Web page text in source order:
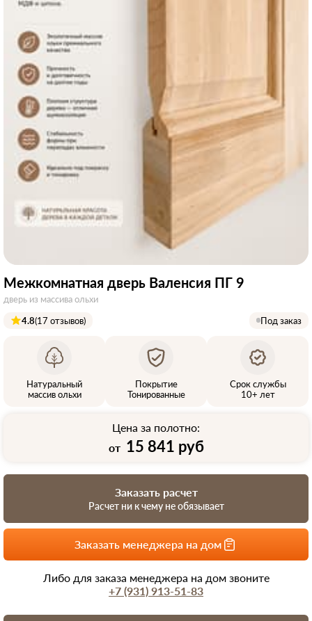
Межкомнатная дверь Валенсия ПГ 9
дверь из массива ольхи
4.8(17 отзывов) Под заказ
Натуральный
массив ольхи
Покрытие
Тонированные
Срок службы
10+ лет
Цена за полотно:
от 15 841 руб
Заказать расчет
Расчет ни к чему не обязывает
Заказать менеджера на дом
Либо для заказа менеджера на дом звоните
+7 (931) 913-51-83